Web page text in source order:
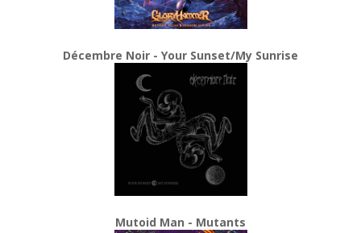
Décembre Noir - Your Sunset/My Sunrise
Mutoid Man - Mutants